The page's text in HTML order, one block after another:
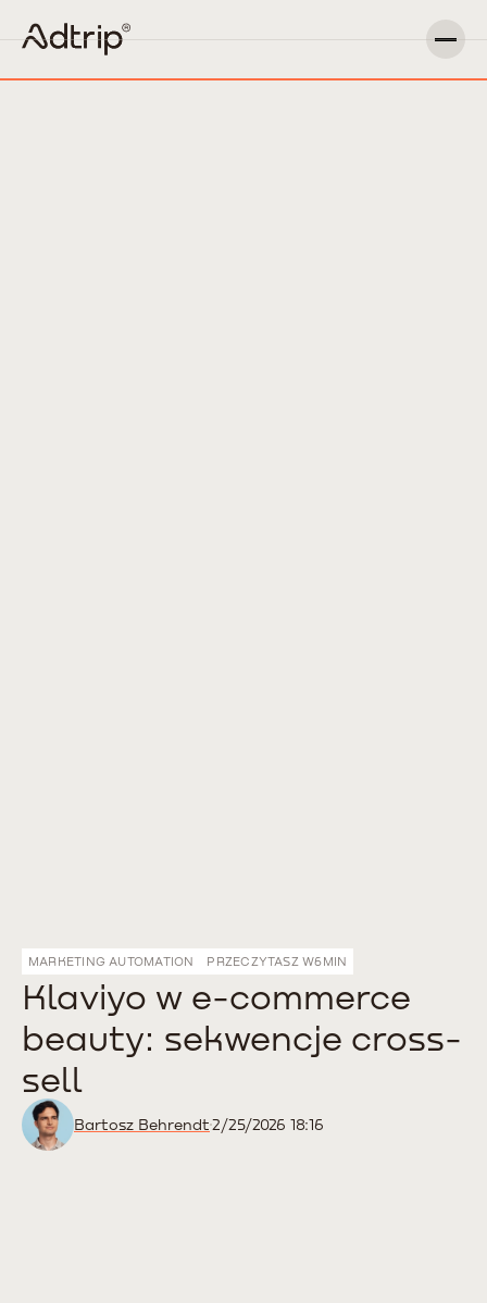
MARKETING AUTOMATION PRZECZYTASZ W6MIN
Klaviyo w e-commerce
beauty: sekwencje cross-
sell
Bartosz Behrendt2/25/2026 18:16